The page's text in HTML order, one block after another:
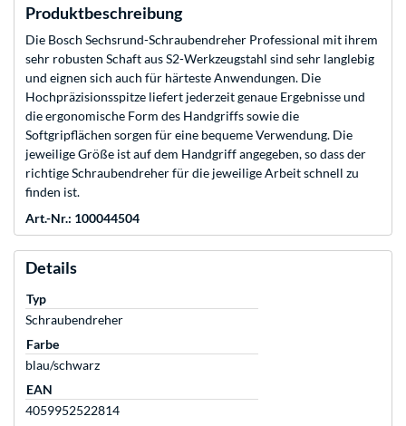
Produktbeschreibung
Die Bosch Sechsrund-Schraubendreher Professional mit ihrem
sehr robusten Schaft aus S2-Werkzeugstahl sind sehr langlebig
und eignen sich auch für härteste Anwendungen. Die
Hochpräzisionsspitze liefert jederzeit genaue Ergebnisse und
die ergonomische Form des Handgriffs sowie die
Softgripflächen sorgen für eine bequeme Verwendung. Die
jeweilige Größe ist auf dem Handgriff angegeben, so dass der
richtige Schraubendreher für die jeweilige Arbeit schnell zu
finden ist.
Art.-Nr.: 100044504
Details
Typ
Schraubendreher
Farbe
blau/schwarz
EAN
4059952522814